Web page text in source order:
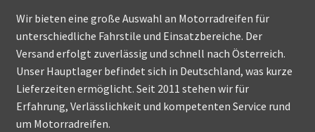
Wir bieten eine große Auswahl an Motorradreifen für
unterschiedliche Fahrstile und Einsatzbereiche. Der
Versand erfolgt zuverlässig und schnell nach Österreich.
Unser Hauptlager befindet sich in Deutschland, was kurze
Lieferzeiten ermöglicht. Seit 2011 stehen wir für
Erfahrung, Verlässlichkeit und kompetenten Service rund
um Motorradreifen.